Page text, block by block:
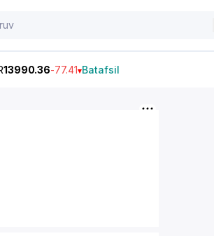
13990.36-77.41 Batafsil